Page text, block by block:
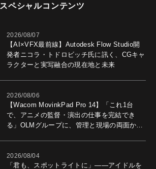
スペシャルコンテンツ
2026/08/07
【AI×VFX最前線】Autodesk Flow Studio開
発者ニコラ・トドロビッチ氏に訊く、CGキャ
ラクターと実写融合の現在地と未来
2026/08/06
【Wacom MovinkPad Pro 14】「これ1台
で、アニメの監督・演出の仕事を完結でき
る」OLMグループに、管理と現場の両面から
2026/08/04
「君も、スポットライトに」――アイドルを